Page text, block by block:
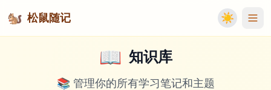
🐿️ 松鼠随记 ☀️
📖 知识库
📚 管理你的所有学习笔记和主题